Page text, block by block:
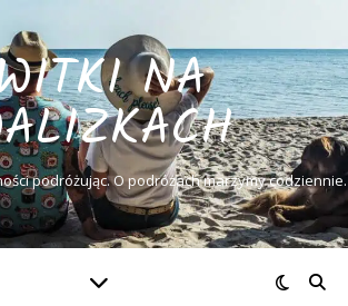
NA
podróżując. O podróżach marzymy codziennie.